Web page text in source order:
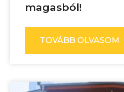
magasból!
TOVÁBB OLVASOM